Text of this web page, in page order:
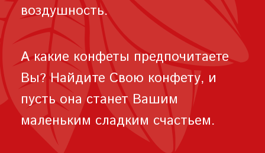
воздушность.
А какие конфеты предпочитаете
Вы? Найдите Свою конфету, и
пусть она станет Вашим
маленьким сладким счастьем.